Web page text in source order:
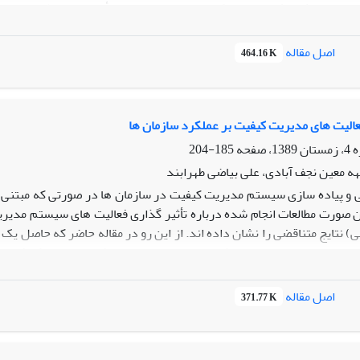
تعادل نش، یک مدل همکاری برای زنجیره‌های تأمین سه‌سطحی
نامحدودی تأمین‌کننده، تولیدکننده و خرده‌فروش مورد نظر قرار
یک مدل همکاری به منظور حداکثرسازی سود کلی زنجیره تأمین
کلی زنجیره تأمین با استفاده از الگوریتم ژنتیک محاسبه شده و
در ضمن اعتبار مدل پیشنهادی به کمک رویکرد شبیه‌سازی و با
اصل مقاله 464.16 K
های مدیریت کیفیت بر عملکرد سازمان ها
185-204
معین نجف آبادی، علی بیاضی طهرابند
و پیاده سازی سیستم مدیریت کیفیت در سازمان ها در صورتی که
صورت مطالعات انجام شده درباره تأثیر گذاری فعالیت های سیستم
نتایج متناقضی را نشان داده اند. از این رو در مقاله حاضر که حاصل
معادلات ساختاری استفاده شده است. نتایج تحقیق نشان می دهد که
اثربخشی سازمانی تأثیر مثبت و معنا دار داشته ولی تأثیر گذاری این
اصل مقاله 371.77 K